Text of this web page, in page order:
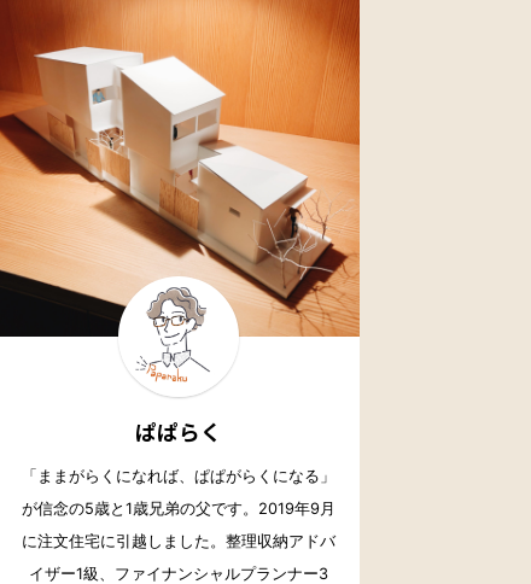
ぱぱらく
「ままがらくになれば、ぱぱがらくになる」
が信念の5歳と1歳兄弟の父です。2019年9月
に注文住宅に引越しました。整理収納アドバ
イザー1級、ファイナンシャルプランナー3